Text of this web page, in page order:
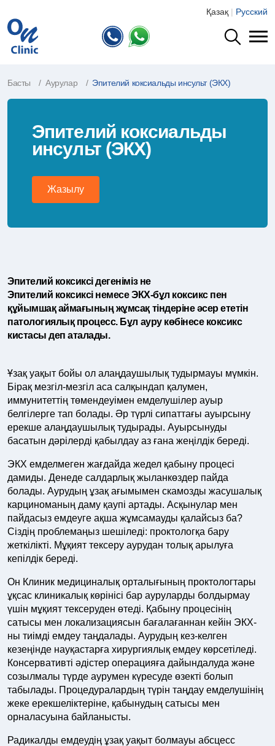
Қазақ | Русский
Басты Аурулар Эпителий коксиальды инсульт (ЭКХ)
Эпителий коксиальды
инсульт (ЭКХ)
Жазылу
Эпителий коксиксі дегеніміз не
Эпителий коксиксі немесе ЭКХ-бұл коксикс пен
құйымшақ аймағының жұмсақ тіндеріне әсер ететін
патологиялық процесс. Бұл ауру көбінесе коксикс
кистасы деп аталады.
Ұзақ уақыт бойы ол алаңдаушылық тудырмауы мүмкін.
Бірақ мезгіл-мезгіл аса салқындап қалумен,
иммунитеттің төмендеуімен емделушілер ауыр
белгілерге тап болады. Әр түрлі сипаттағы ауырсыну
ерекше алаңдаушылық тудырады. Ауырсынуды
басатын дәрілерді қабылдау аз ғана жеңілдік береді.
ЭКХ емделмеген жағдайда жедел қабыну процесі
дамиды. Денеде салдарлық жыланкөздер пайда
болады. Аурудың ұзақ ағымымен скамозды жасушалық
карциноманың даму қаупі артады. Асқынулар мен
пайдасыз емдеуге ақша жұмсамауды қалайсыз ба?
Сіздің проблемаңыз шешіледі: проктологқа бару
жеткілікті. Мұқият тексеру аурудан толық арылуға
кепілдік береді.
Он Клиник медициналық орталығының проктологтары
ұқсас клиникалық көрінісі бар ауруларды болдырмау
үшін мұқият тексеруден өтеді. Қабыну процесінің
сатысы мен локализациясын бағалағаннан кейін ЭКХ-
ны тиімді емдеу таңдалады. Аурудың кез-келген
кезеңінде науқастарға хирургиялық емдеу көрсетіледі.
Консервативті әдістер операцияға дайындалуда және
созылмалы түрде аурумен күресуде өзекті болып
табылады. Процедуралардың түрін таңдау емделушінің
жеке ерекшеліктеріне, қабынудың сатысы мен
орналасуына байланысты.
Радикалды емдеудің ұзақ уақыт болмауы абсцесс